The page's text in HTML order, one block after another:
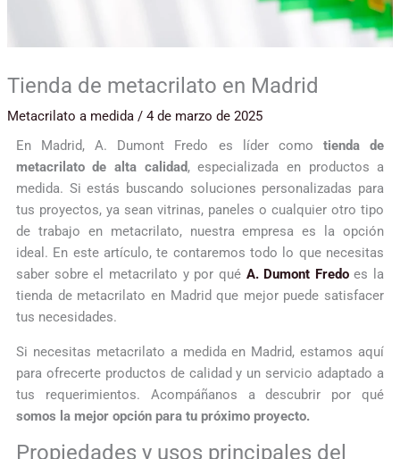
Tienda de metacrilato en Madrid
Metacrilato a medida/ 4 de marzo de 2025
En Madrid, A. Dumont Fredo es líder como tienda de
metacrilato de alta calidad, especializada en productos a
medida. Si estás buscando soluciones personalizadas para
tus proyectos, ya sean vitrinas, paneles o cualquier otro tipo
de trabajo en metacrilato, nuestra empresa es la opción
ideal. En este artículo, te contaremos todo lo que necesitas
saber sobre el metacrilato y por qué A. Dumont Fredoes la
tienda de metacrilato en Madrid que mejor puede satisfacer
tus necesidades.
Si necesitas metacrilato a medida en Madrid, estamos aquí
para ofrecerte productos de calidad y un servicio adaptado a
tus requerimientos. Acompáñanos a descubrir por qué
somos la mejor opción para tu próximo proyecto.
Propiedades y usos principales del